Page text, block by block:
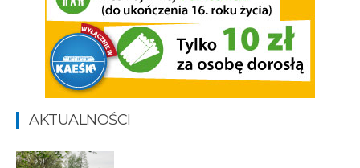
AKTUALNOŚCI